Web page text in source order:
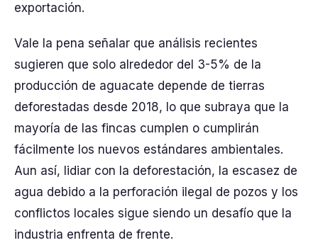
exportación.
Vale la pena señalar que análisis recientes
sugieren que solo alrededor del 3-5% de la
producción de aguacate depende de tierras
deforestadas desde 2018, lo que subraya que la
mayoría de las fincas cumplen o cumplirán
fácilmente los nuevos estándares ambientales.
Aun así, lidiar con la deforestación, la escasez de
agua debido a la perforación ilegal de pozos y los
conflictos locales sigue siendo un desafío que la
industria enfrenta de frente.